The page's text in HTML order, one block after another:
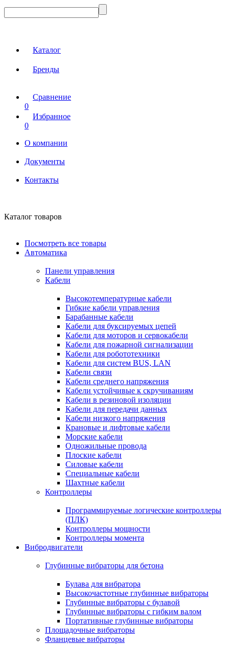
Каталог
Бренды
Сравнение
0
Избранное
0
О компании
Документы
Контакты
Каталог товаров
Посмотреть все товары
Автоматика
Панели управления
Кабели
Высокотемпературные кабели
Гибкие кабели управления
Барабанные кабели
Кабели для буксируемых цепей
Кабели для моторов и сервокабели
Кабели для пожарной сигнализации
Кабели для робототехники
Кабели для систем BUS, LAN
Кабели связи
Кабели среднего напряжения
Кабели устойчивые к скручиваниям
Кабели в резиновой изоляции
Кабели для передачи данных
Кабели низкого напряжения
Крановые и лифтовые кабели
Морские кабели
Одножильные провода
Плоские кабели
Силовые кабели
Специальные кабели
Шахтные кабели
Контроллеры
Программируемые логические контроллеры
(ПЛК)
Контроллеры мощности
Контроллеры момента
Вибродвигатели
Глубинные вибраторы для бетона
Булава для вибратора
Высокочастотные глубинные вибраторы
Глубинные вибраторы с булавой
Глубинные вибраторы с гибким валом
Портативные глубинные вибраторы
Площадочные вибраторы
Фланцевые вибраторы